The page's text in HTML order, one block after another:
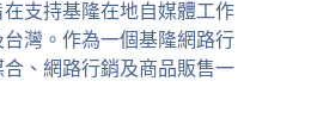
支持基隆在地自媒體工作
灣。作為一個基隆網路行
、網路行銷及商品販售一